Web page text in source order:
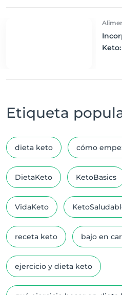
Etiqueta
dieta keto cómo
DietaKeto KetoBasics
VidaKeto
receta keto bajo en
ejercicio y dieta keto